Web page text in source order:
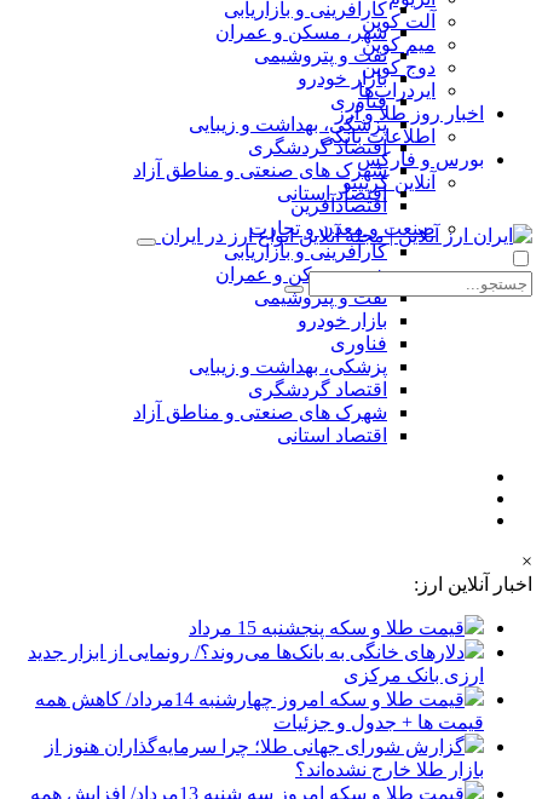
کارآفرینی و بازاریابی
شهر، مسکن و عمران
نفت و پتروشیمی
بازار خودرو
فناوری
پزشکی، بهداشت و زیبایی
اقتصاد گردشگری
شهرک های صنعتی و مناطق آزاد
اقتصاد استانی
آلت کوین
میم کوین‌
دوج کوین
ایردراپ‌ها
اخبار روز طلا و ارز
اطلاعات بانکی
بورس و فارکس
آنلاین کریپتو
اقتصادآفرین
صنعت و معدن و تجارت
کارآفرینی و بازاریابی
شهر، مسکن و عمران
نفت و پتروشیمی
بازار خودرو
فناوری
پزشکی، بهداشت و زیبایی
اقتصاد گردشگری
شهرک های صنعتی و مناطق آزاد
اقتصاد استانی
×
اخبار آنلاین ارز:
قیمت طلا و سکه پنجشنبه 15 مرداد
دلارهای خانگی به بانک‌ها می‌روند؟/ رونمایی از ابزار جدید
ارزی بانک مرکزی
قیمت طلا و سکه امروز چهارشنبه 14مرداد/ کاهش همه
قیمت ها + جدول و جزئیات
گزارش شورای جهانی طلا؛ چرا سرمایه‌گذاران هنوز از
بازار طلا خارج نشده‌اند؟
قیمت طلا و سکه امروز سه شنبه 13مرداد/ افزایش همه